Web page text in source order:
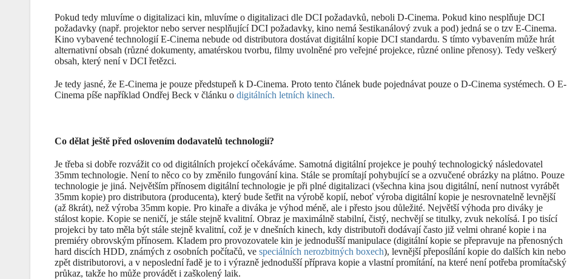
Pokud tedy mluvíme o digitalizaci kin, mluvíme o digitalizaci dle DCI požadavků, neboli D-Cinema. Pokud kino nesplňuje DCI
požadavky (např. projektor nebo server nesplňující DCI požadavky, kino nemá šestikanálový zvuk a pod) jedná se o tzv E-Cinema.
Kino vybavené technologií E-Cinema nebude od distributora dostávat digitální kopie DCI standardu. S tímto vybavením může hrát
alternativní obsah (různé dokumenty, amatérskou tvorbu, filmy uvolněné pro veřejné projekce, různé online přenosy). Tedy veškerý
obsah, který není v DCI řetězci.
Je tedy jasné, že E-Cinema je pouze předstupeň k D-Cinema. Proto tento článek bude pojednávat pouze o D-Cinema systémech. O E-
Cinema píše například Ondřej Beck v článku o digitálních letních kinech.
Co dělat ještě před oslovením dodavatelů technologií?
Je třeba si dobře rozvážit co od digitálních projekcí očekáváme. Samotná digitální projekce je pouhý technologický následovatel
35mm technologie. Není to něco co by změnilo fungování kina. Stále se promítají pohybující se a ozvučené obrázky na plátno. Pouze
technologie je jiná. Největším přínosem digitální technologie je při plné digitalizaci (všechna kina jsou digitální, není nutnost vyrábět
35mm kopie) pro distributora (producenta), který bude šetřit na výrobě kopií, neboť výroba digitální kopie je nesrovnatelně levnější
(až 8krát), než výroba 35mm kopie. Pro kinaře a diváka je výhod méně, ale i přesto jsou důležité. Největší výhoda pro diváky je
stálost kopie. Kopie se neničí, je stále stejně kvalitní. Obraz je maximálně stabilní, čistý, nechvějí se titulky, zvuk nekolísá. I po tisící
projekci by tato měla být stále stejně kvalitní, což je v dnešních kinech, kdy distributoři dodávají často již velmi ohrané kopie i na
premiéry obrovským přínosem. Kladem pro provozovatele kin je jednodušší manipulace (digitální kopie se přepravuje na přenosných
hard discích HDD, známých z osobních počítačů, ve speciálních nerozbitných boxech), levnější přeposílání kopie do dalších kin nebo
zpět distributorovi, a v neposlední řadě je to i výrazně jednodušší příprava kopie a vlastní promítání, na které není potřeba promítačský
průkaz, takže ho může provádět i zaškolený laik.